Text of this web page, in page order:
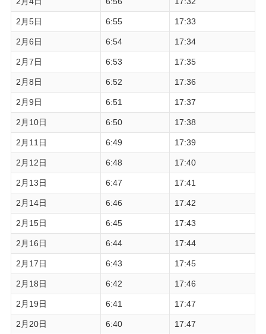
2月5日 6:55 17:33
2月6日 6:54 17:34
2月7日 6:53 17:35
2月8日 6:52 17:36
2月9日 6:51 17:37
2月10日 6:50 17:38
2月11日 6:49 17:39
2月12日 6:48 17:40
2月13日 6:47 17:41
2月14日 6:46 17:42
2月15日 6:45 17:43
2月16日 6:44 17:44
2月17日 6:43 17:45
2月18日 6:42 17:46
2月19日 6:41 17:47
2月20日 6:40 17:47